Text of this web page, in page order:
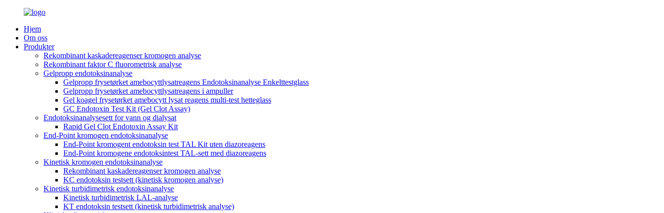
Hjem
Om oss
Produkter
Rekombinant kaskadereagenser kromogen analyse
Rekombinant faktor C fluorometrisk analyse
Gelpropp endotoksinanalyse
Gelpropp frysetørket amebocyttlysatreagens Endotoksinanalyse Enkelttestglass
Gelpropp frysetørket amebocyttlysatreagens i ampuller
Gel koagel frysetørket amebocytt lysat reagens multi-test hetteglass
GC Endotoxin Test Kit (Gel Clot Assay)
Endotoksinanalysesett for vann og dialysat
Rapid Gel Clot Endotoxin Assay Kit
End-Point kromogen endotoksinanalyse
End-Point kromogent endotoksin test TAL Kit uten diazoreagens
End-Point kromogene endotoksintest TAL-sett med diazoreagens
Kinetisk kromogen endotoksinanalyse
Rekombinant kaskadereagenser kromogen analyse
KC endotoksin testsett (kinetisk kromogen analyse)
Kinetisk turbidimetrisk endotoksinanalyse
Kinetisk turbidimetrisk LAL-analyse
KT endotoksin testsett (kinetisk turbidimetrisk analyse)